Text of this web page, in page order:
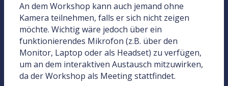
An dem Workshop kann auch jemand ohne
Kamera teilnehmen, falls er sich nicht zeigen
möchte. Wichtig wäre jedoch über ein
funktionierendes Mikrofon (z.B. über den
Monitor, Laptop oder als Headset) zu verfügen,
um an dem interaktiven Austausch mitzuwirken,
da der Workshop als Meeting stattfindet.